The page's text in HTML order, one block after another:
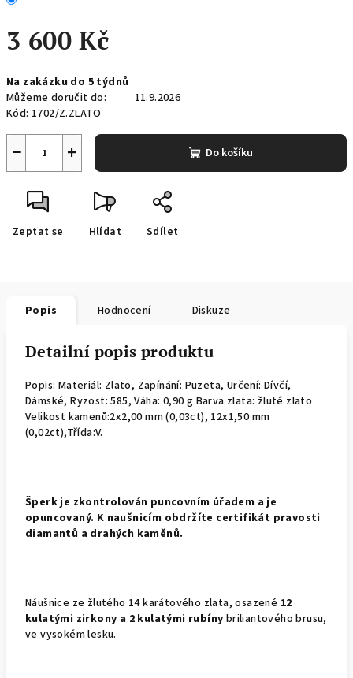
3 600 Kč
cena:
Na zakázku do 5 týdnů
Můžeme doručit do:
11.9.2026
Kód: 1702/Z.ZLATO
+
− Do košíku
Zeptat se Hlídat Sdílet
Popis Hodnocení Diskuze
Detailní popis produktu
Popis: Materiál: Zlato, Zapínání: Puzeta, Určení: Dívčí,
Dámské, Ryzost: 585, Váha: 0,90 g Barva zlata: žluté zlato
Velikost kamenů:2x2,00 mm (0,03ct), 12x1,50 mm
(0,02ct),Třída:V.
Šperk je zkontrolován puncovním úřadem a je
opuncovaný. K naušnicím obdržíte certifikát pravosti
diamantů a drahých kaměnů.
Náušnice ze žlutého 14 karátového zlata, osazené 12
kulatými zirkony a 2 kulatými rubíny briliantového brusu,
ve vysokém lesku.